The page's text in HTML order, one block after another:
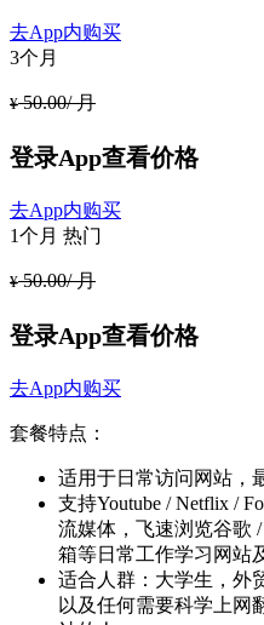
去App内购买
3个月
¥50.00/ 月
登录App查看价格
去App内购买
1个月 热门
¥50.00/ 月
登录App查看价格
去App内购买
套餐特点：
适用于日常访问网站，
支持Youtube / Netflix /
流媒体，飞速浏览谷歌 /
箱等日常工作学习网站
适合人群：大学生，外
以及任何需要科学上网